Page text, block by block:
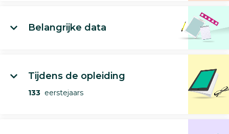
Belangrijke data
Tijdens de opleiding
133 eerstejaars